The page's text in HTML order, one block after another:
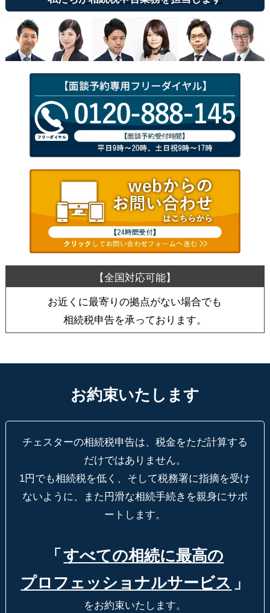
お近くに最寄りの拠点がない場合でも
相続税申告を承っております。
お約束いたします
チェスターの相続税申告は、税金をただ計算する
だけではありません。
1円でも相続税を低く、そして税務署に指摘を受け
ないように、
また円滑な相続手続きを親身にサポ
ートします。
「 すべての相続に最高の
プロフェッショナルサービス 」
をお約束いたします。